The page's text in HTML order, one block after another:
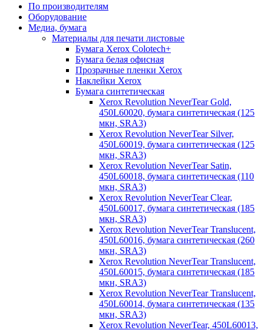
По производителям
Оборудование
Медиа, бумага
Материалы для печати листовые
Бумага Xerox Colotech+
Бумага белая офисная
Прозрачные пленки Xerox
Наклейки Xerox
Бумага синтетическая
Xerox Revolution NeverTear Gold,
450L60020, бумага синтетическая (125
мкн, SRА3)
Xerox Revolution NeverTear Silver,
450L60019, бумага синтетическая (125
мкн, SRА3)
Xerox Revolution NeverTear Satin,
450L60018, бумага синтетическая (110
мкн, SRА3)
Xerox Revolution NeverTear Clear,
450L60017, бумага синтетическая (185
мкн, SRА3)
Xerox Revolution NeverTear Translucent,
450L60016, бумага синтетическая (260
мкн, SRА3)
Xerox Revolution NeverTear Translucent,
450L60015, бумага синтетическая (185
мкн, SRА3)
Xerox Revolution NeverTear Translucent,
450L60014, бумага синтетическая (135
мкн, SRА3)
Xerox Revolution NeverTear, 450L60013,